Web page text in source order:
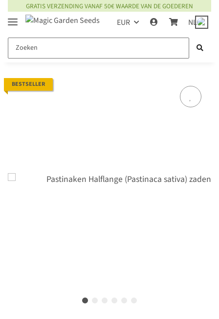
GRATIS VERZENDING VANAF 50€ WAARDE VAN DE GOEDEREN
EUR NL
BESTSELLER